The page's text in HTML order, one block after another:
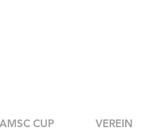
AMSC CUP VEREIN